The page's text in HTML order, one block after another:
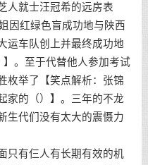
人就士汪冠希的远房表
因红绿色盲成功地与陕西
运车队创上并最终成功地
。至于代替他人参加考试
枚举了【笑点解析：张锦
家的（）】。三年的不龙
生代们没有太大的震慑力
只有仨人有长期有效的机